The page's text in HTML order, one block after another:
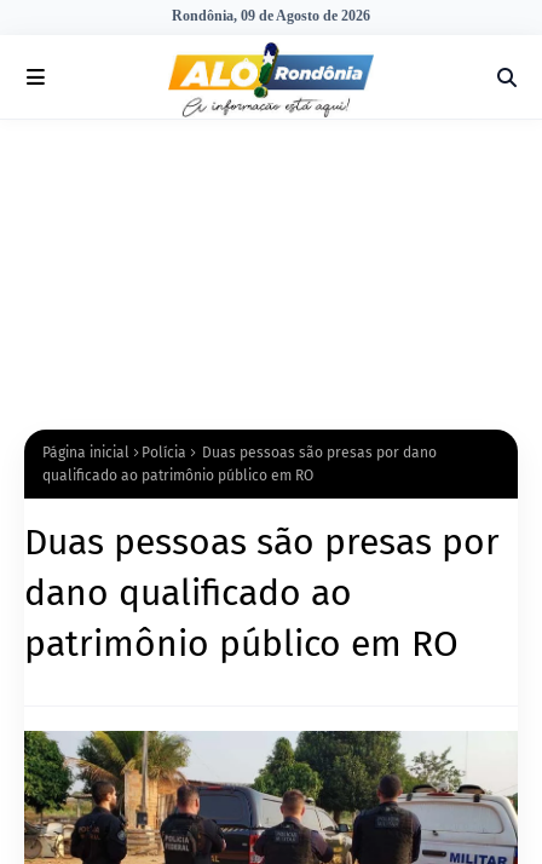
Rondônia, 09 de Agosto de 2026
Página inicial Polícia
Duas pessoas são presas por dano
qualificado ao patrimônio público em RO
Duas pessoas são presas por
dano qualificado ao
patrimônio público em RO